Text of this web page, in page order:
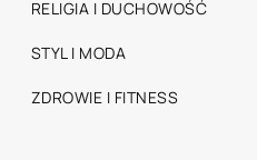
RELIGIA I DUCHOWOŚĆ
STYL I MODA
ZDROWIE I FITNESS